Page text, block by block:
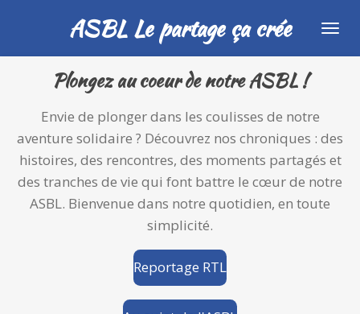
contenu
principal
ASBL Le partage ça crée
Plongez au coeur de notre ASBL !
Envie de plonger dans les coulisses de notre
aventure solidaire ? Découvrez nos chroniques : des
histoires, des rencontres, des moments partagés et
des tranches de vie qui font battre le cœur de notre
ASBL. Bienvenue dans notre quotidien, en toute
simplicité.
Reportage RTL